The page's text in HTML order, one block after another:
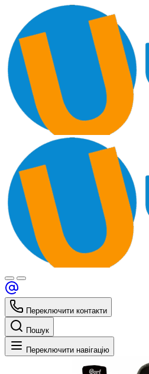
Переключити контакти
Пошук
Переключити навігацію